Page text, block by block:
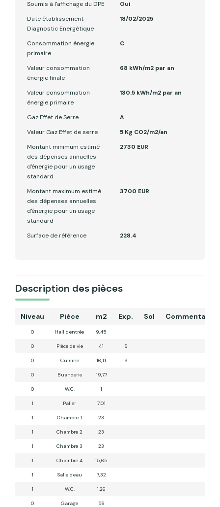
Soumis à l'affichage du DPE
Oui
Date établissement
Diagnostic Energétique
18/02/2025
Consommation énergie
primaire
C
Valeur consommation
énergie finale
68 kWh/m2 par an
Valeur consommation
énergie primaire
130.5 kWh/m2 par an
Gaz Effet de Serre
A
Valeur Gaz Effet de serre
5 Kg CO2/m2/an
Montant minimum estimé
des dépenses annuelles
d'énergie pour un usage
standard
2730 EUR
Montant maximum estimé
des dépenses annuelles
d'énergie pour un usage
standard
3700 EUR
Surface de référence 228.4
Description des pièces
Niveau Pièce m2 Exp. Sol Commentaires
0 Hall d'entrée 9,45
0 Pièce de vie 41 S
0 Cuisine 16,11 S
0 Buanderie 19,77
0 W.C. 1
1 Palier 7,01
1 Chambre 1 23
1 Chambre 2 23
1 Chambre 3 23
1 Chambre 4 15,65
1 Salle d'eau 7,32
1 W.C. 1,26
0 Garage 56